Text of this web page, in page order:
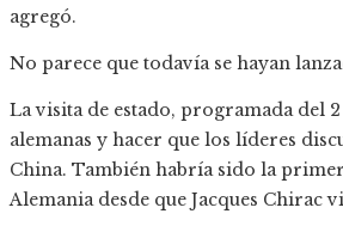
agregó.
No parece que todavía se hayan
La visita de estado, programada del
alemanas y hacer que los líderes
China. También habría sido la
Alemania desde que Jacques Chirac